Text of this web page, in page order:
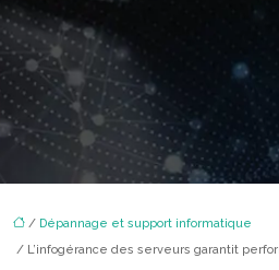
/ Dépannage et support informatique
/ L’infogérance des serveurs garantit